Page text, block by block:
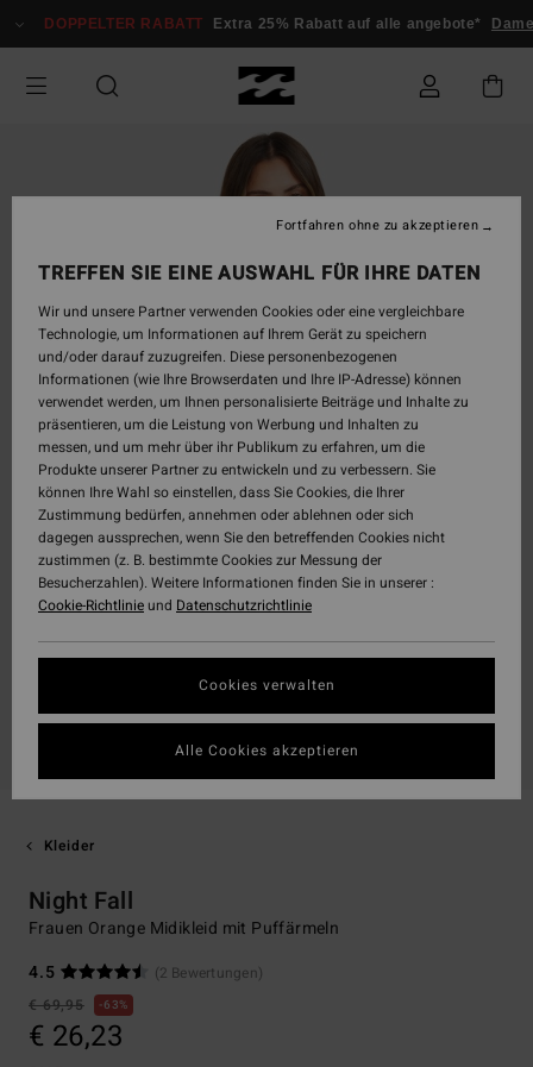
zur
springen
DOPPELTER RABATT Extra 25% Rabatt auf alle angebote* Damen
Kleider
Night Fall
Frauen Orange Midikleid mit Puffärmeln
4.5
(2 Bewertungen)
€ 69,95
63%
€ 26,23
TREFFEN SIE EINE AUSWAHL FÜR IHRE DATEN
Wir und unsere Partner verwenden Cookies oder eine vergleichbare
Technologie, um Informationen auf Ihrem Gerät zu speichern
und/oder darauf zuzugreifen. Diese personenbezogenen
Informationen (wie Ihre Browserdaten und Ihre IP-Adresse) können
verwendet werden, um Ihnen personalisierte Beiträge und Inhalte zu
präsentieren, um die Leistung von Werbung und Inhalten zu
messen, und um mehr über ihr Publikum zu erfahren, um die
Produkte unserer Partner zu entwickeln und zu verbessern. Sie
können Ihre Wahl so einstellen, dass Sie Cookies, die Ihrer
Zustimmung bedürfen, annehmen oder ablehnen oder sich
dagegen aussprechen, wenn Sie den betreffenden Cookies nicht
zustimmen (z. B. bestimmte Cookies zur Messung der
Besucherzahlen). Weitere Informationen finden Sie in unserer :
Cookie-Richtlinieund Datenschutzrichtlinie
Cookies verwalten
Fortfahren ohne zu akzeptieren
Alle Cookies akzeptieren